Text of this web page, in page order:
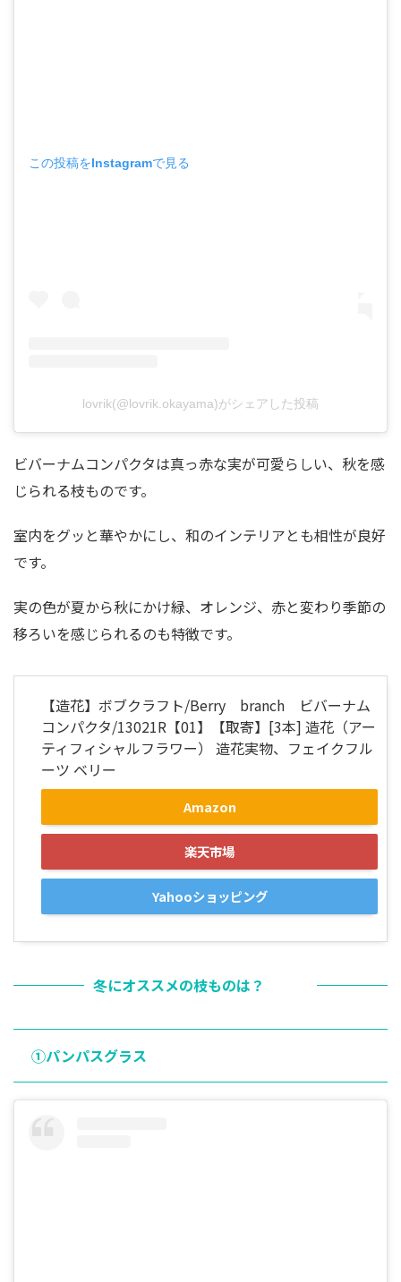
この投稿をInstagramで見る
lovrik(@lovrik.okayama)がシェアした投稿
ビバーナムコンパクタは真っ赤な実が可愛らしい、秋を感
じられる枝ものです。
室内をグッと華やかにし、和のインテリアとも相性が良好
です。
実の色が夏から秋にかけ緑、オレンジ、赤と変わり季節の
移ろいを感じられるのも特徴です。
【造花】ボブクラフト/Berry branch ビバーナム
コンパクタ/13021R【01】【取寄】[3本] 造花（アー
ティフィシャルフラワー） 造花実物、フェイクフル
ーツ ベリー
Amazon
楽天市場
Yahooショッピング
冬にオススメの枝ものは？
①パンパスグラス